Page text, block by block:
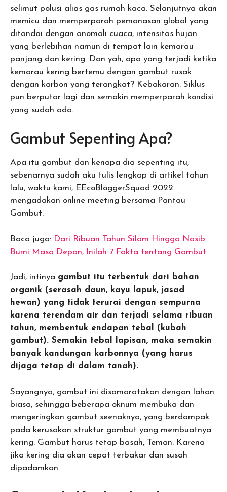
selimut polusi alias gas rumah kaca. Selanjutnya akan
memicu dan memperparah pemanasan global yang
ditandai dengan anomali cuaca, intensitas hujan
yang berlebihan namun di tempat lain kemarau
panjang dan kering. Dan yah, apa yang terjadi ketika
kemarau kering bertemu dengan gambut rusak
dengan karbon yang terangkat? Kebakaran. Siklus
pun berputar lagi dan semakin memperparah kondisi
yang sudah ada.
Gambut Sepenting Apa?
Apa itu gambut dan kenapa dia sepenting itu,
sebenarnya sudah aku tulis lengkap di artikel tahun
lalu, waktu kami, EEcoBloggerSquad 2022
mengadakan online meeting bersama Pantau
Gambut.
Baca juga: Dari Ribuan Tahun Silam Hingga Nasib
Bumi Masa Depan, Inilah 7 Fakta tentang Gambut
Jadi, intinya gambut itu terbentuk dari bahan
organik (serasah daun, kayu lapuk, jasad
hewan) yang tidak terurai dengan sempurna
karena terendam air dan terjadi selama ribuan
tahun, membentuk endapan tebal (kubah
gambut). Semakin tebal lapisan, maka semakin
banyak kandungan karbonnya (yang harus
dijaga tetap di dalam tanah).
Sayangnya, gambut ini disamaratakan dengan lahan
biasa, sehingga beberapa oknum membuka dan
mengeringkan gambut seenaknya, yang berdampak
pada kerusakan struktur gambut yang membuatnya
kering. Gambut harus tetap basah, Teman. Karena
jika kering dia akan cepat terbakar dan susah
dipadamkan.